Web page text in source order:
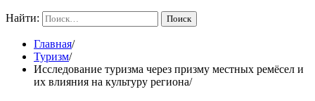
Найти:
Главная
Туризм
Исследование туризма через призму местных ремёсел и
их влияния на культуру региона